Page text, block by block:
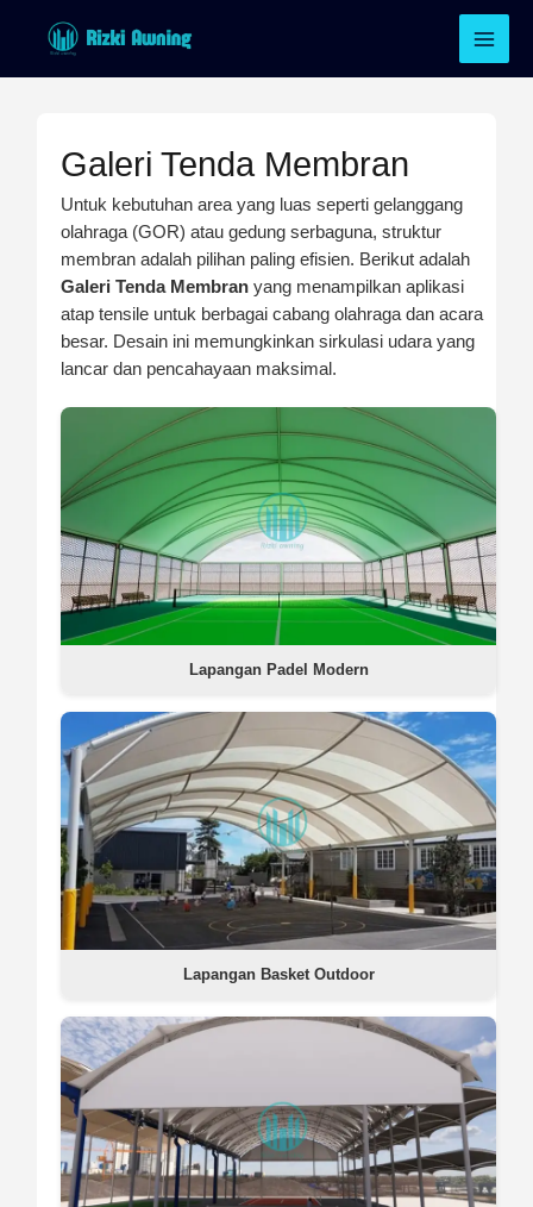
Galeri Tenda Membran
Untuk kebutuhan area yang luas seperti gelanggang
olahraga (GOR) atau gedung serbaguna, struktur
membran adalah pilihan paling efisien. Berikut adalah
Galeri Tenda Membran yang menampilkan aplikasi
atap tensile untuk berbagai cabang olahraga dan acara
besar. Desain ini memungkinkan sirkulasi udara yang
lancar dan pencahayaan maksimal.
Lapangan Padel Modern
Lapangan Basket Outdoor